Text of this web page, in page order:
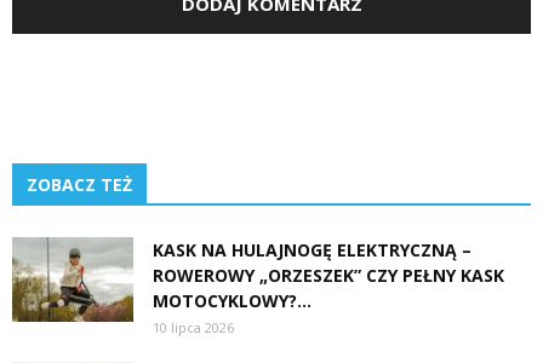
ZOBACZ TEŻ
KASK NA HULAJNOGĘ ELEKTRYCZNĄ –
ROWEROWY „ORZESZEK” CZY PEŁNY KASK
MOTOCYKLOWY?...
10 lipca 2026